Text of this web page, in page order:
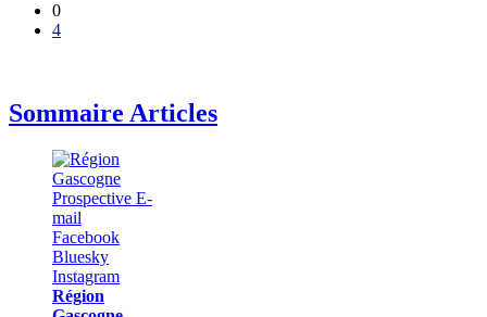
0
4
Sommaire Articles
Région